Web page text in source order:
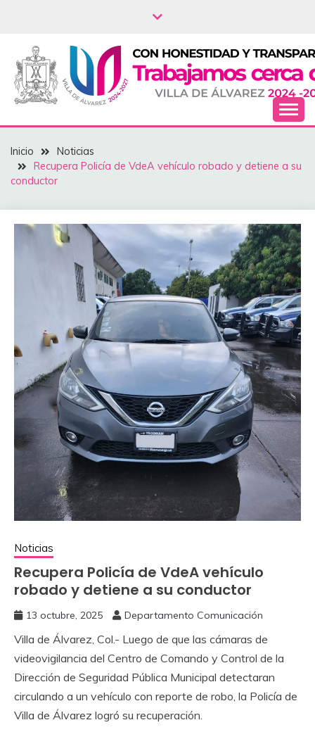
NOTICIAS – VILLA
DEL ÁLVAREZ
Inicio
Noticias
Recupera Policía de VdeA vehículo ‎robado y detiene a su
conductor
Noticias
Recupera Policía de VdeA vehículo
‎robado y detiene a su conductor
13 octubre, 2025 Departamento Comunicación
‎Villa de Álvarez, Col.- Luego de que las cámaras de
videovigilancia del Centro de Comando y Control de la
Dirección de Seguridad Pública Municipal detectaran
circulando a un vehículo con reporte de robo, la Policía de
Villa de Álvarez logró su recuperación.